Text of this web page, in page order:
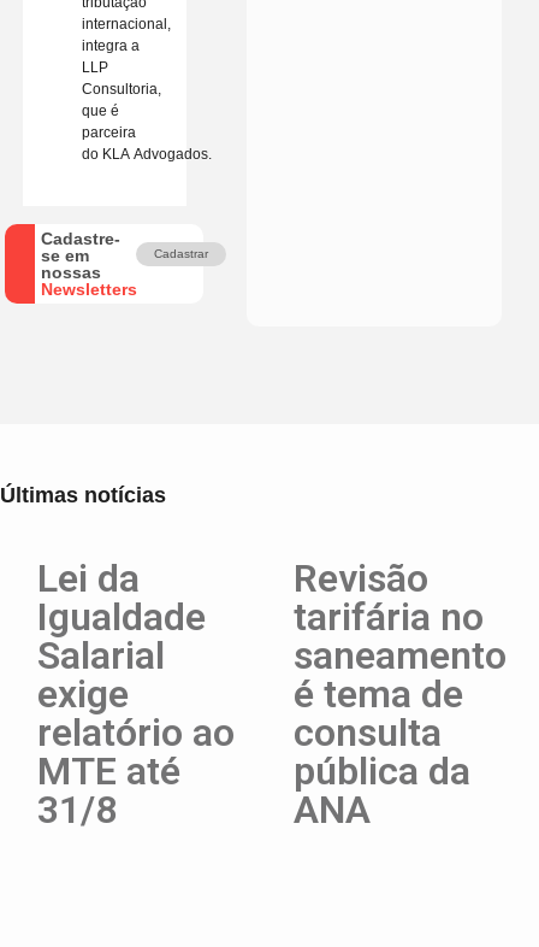
internacional,
integra a
LLP
Consultoria,
que é
parceira
do KLA Advogados.
Cadastre-
se em
nossas
Newsletters
Cadastrar
Últimas notícias
Lei da
Igualdade
Salarial
exige
relatório ao
MTE até
31/8
Revisão
tarifária no
saneamento
é tema de
consulta
pública da
ANA